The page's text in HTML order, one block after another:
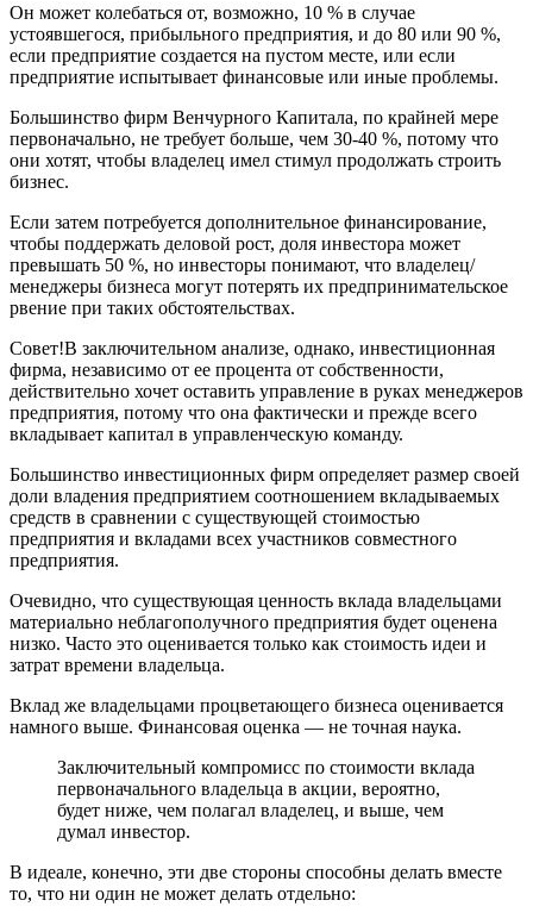
Он может колебаться от, возможно, 10 % в случае
устоявшегося, прибыльного предприятия, и до 80 или 90 %,
если предприятие создается на пустом месте, или если
предприятие испытывает финансовые или иные проблемы.
Большинство фирм Венчурного Капитала, по крайней мере
первоначально, не требует больше, чем 30-40 %, потому что
они хотят, чтобы владелец имел стимул продолжать строить
бизнес.
Если затем потребуется дополнительное финансирование,
чтобы поддержать деловой рост, доля инвестора может
превышать 50 %, но инвесторы понимают, что владелец/
менеджеры бизнеса могут потерять их предпринимательское
рвение при таких обстоятельствах.
Совет!В заключительном анализе, однако, инвестиционная
фирма, независимо от ее процента от собственности,
действительно хочет оставить управление в руках менеджеров
предприятия, потому что она фактически и прежде всего
вкладывает капитал в управленческую команду.
Большинство инвестиционных фирм определяет размер своей
доли владения предприятием соотношением вкладываемых
средств в сравнении с существующей стоимостью
предприятия и вкладами всех участников совместного
предприятия.
Очевидно, что существующая ценность вклада владельцами
материально неблагополучного предприятия будет оценена
низко. Часто это оценивается только как стоимость идеи и
затрат времени владельца.
Вклад же владельцами процветающего бизнеса оценивается
намного выше. Финансовая оценка — не точная наука.
Заключительный компромисс по стоимости вклада
первоначального владельца в акции, вероятно,
будет ниже, чем полагал владелец, и выше, чем
думал инвестор.
В идеале, конечно, эти две стороны способны делать вместе
то, что ни один не может делать отдельно: